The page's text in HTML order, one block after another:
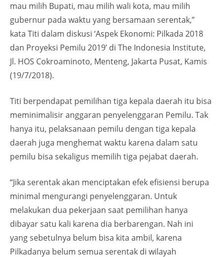
mau milih Bupati, mau milih wali kota, mau milih
gubernur pada waktu yang bersamaan serentak,”
kata Titi dalam diskusi ‘Aspek Ekonomi: Pilkada 2018
dan Proyeksi Pemilu 2019’ di The Indonesia Institute,
Jl. HOS Cokroaminoto, Menteng, Jakarta Pusat, Kamis
(19/7/2018).
Titi berpendapat pemilihan tiga kepala daerah itu bisa
meminimalisir anggaran penyelenggaran Pemilu. Tak
hanya itu, pelaksanaan pemilu dengan tiga kepala
daerah juga menghemat waktu karena dalam satu
pemilu bisa sekaligus memilih tiga pejabat daerah.
“Jika serentak akan menciptakan efek efisiensi berupa
minimal mengurangi penyelenggaran. Untuk
melakukan dua pekerjaan saat pemilihan hanya
dibayar satu kali karena dia berbarengan. Nah ini
yang sebetulnya belum bisa kita ambil, karena
Pilkadanya belum semua serentak di wilayah